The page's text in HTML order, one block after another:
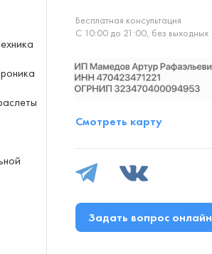
Бесплатная консультация
С 10:00 до 21:00, без выходных
Смотреть карту
Задать вопрос онлайн